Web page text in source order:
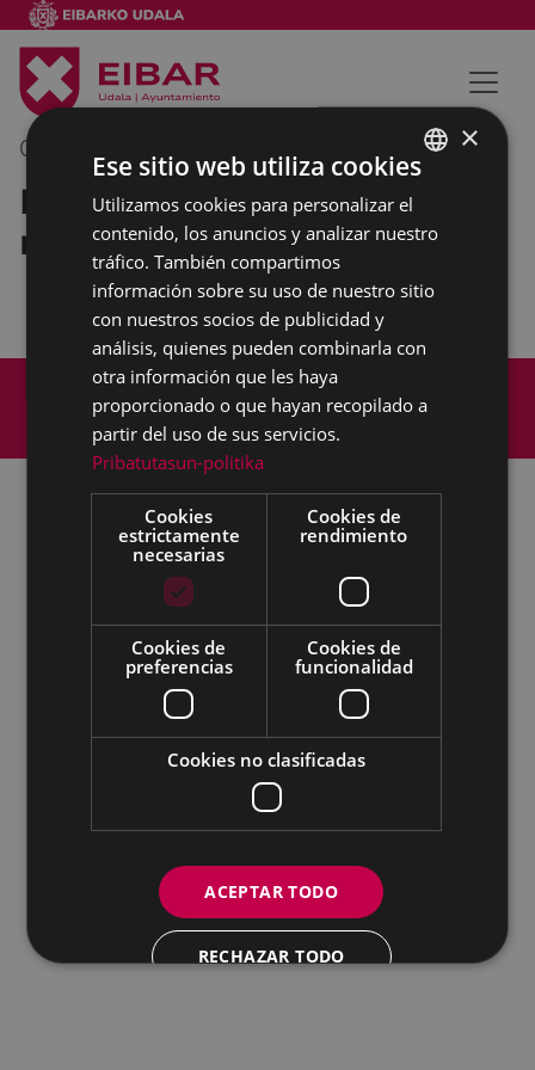
09/03/2020
Reunión para el sorteo de las
mesas electorales
Mapa del Sitio
Aviso legal
Política de cookies
Contacto
Accesibilidad
Todas las redes sociales del Ayuntamiento
Eibarko Udala - Untzaga plaza, 1 | 20600 Eibar
Tfnoa.: 943 70 84 00 / 010 | Faxa: 943 70 84 16 |
IFZ: P2003100A | DIR3 L01200300
BASQUE
SPANISH
×
Ese sitio web utiliza cookies
Utilizamos cookies para personalizar el
contenido, los anuncios y analizar nuestro
tráfico. También compartimos
información sobre su uso de nuestro sitio
con nuestros socios de publicidad y
análisis, quienes pueden combinarla con
otra información que les haya
proporcionado o que hayan recopilado a
partir del uso de sus servicios.
Pribatutasun-politika
Cookies
estrictamente
necesarias
Cookies de
rendimiento
Cookies de
preferencias
Cookies de
funcionalidad
Cookies no clasificadas
ACEPTAR TODO
RECHAZAR TODO